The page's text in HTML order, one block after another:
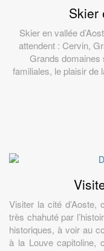
Skier
Skier en vallée
attendent : Cervin,
Grands domaines
familiales, le plaisir de
Visiter la cité d’Aoste,
très chahuté par
historiques, à voir au
à la Louve capitoline,